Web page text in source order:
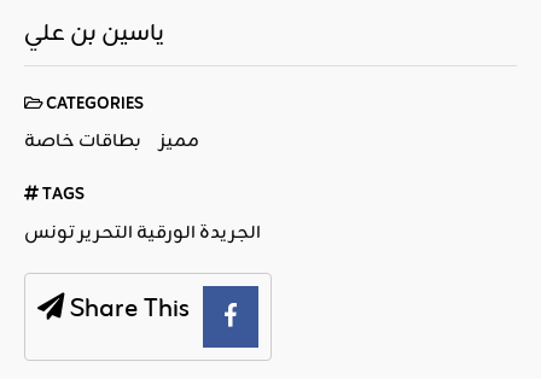
ياسين بن علي
CATEGORIES
بطاقات خاصة مميز
TAGS
الجريدة الورقية التحرير تونس
Share This